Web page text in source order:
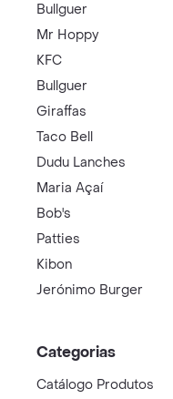
Bullguer
Mr Hoppy
KFC
Bullguer
Giraffas
Taco Bell
Dudu Lanches
Maria Açaí
Bob's
Patties
Kibon
Jerónimo Burger
Categorias
Catálogo Produtos